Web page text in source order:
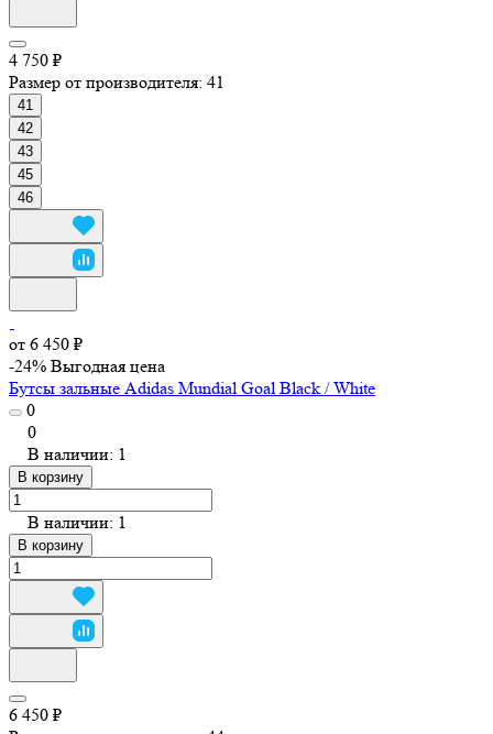
4 750 ₽
Размер от производителя: 41
41
42
43
45
46
от 6 450 ₽
-24% Выгодная цена
Бутсы зальные Adidas Mundial Goal Black / White
0
0
В наличии: 1
В корзину
В наличии: 1
В корзину
6 450 ₽